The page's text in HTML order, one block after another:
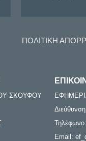
ΠΟΛΙΤΙΚΗ
ΣΚΟΥΦΟΥ
Email: